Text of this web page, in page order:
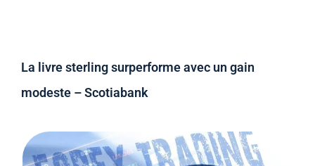
La livre sterling surperforme avec un gain
modeste – Scotiabank